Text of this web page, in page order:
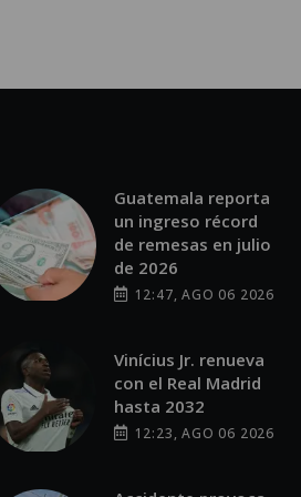
Guatemala reporta
un ingreso récord
de remesas en julio
de 2026
12:47, AGO 06 2026
Vinícius Jr. renueva
con el Real Madrid
hasta 2032
12:23, AGO 06 2026